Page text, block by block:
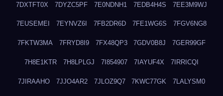
7DXTFT0X 7DYZC5PF 7E0NDNH1 7EDB4H4S 7EE3M9WJ
7EUSEMEI 7EYNVZ6I 7FB2DR6D 7FE1WG6S 7FGV6NG8
7FKTW3MA 7FRYD8I9 7FX48QP3 7GDV0B8J 7GER99GF
7H8E1KTR 7H8LPLGJ 7I854907 7IAYUF4X 7IRRICQI
7JIRAAHO 7JJO4AR2 7JLOZ9Q7 7KWC77GK 7LALYSM0